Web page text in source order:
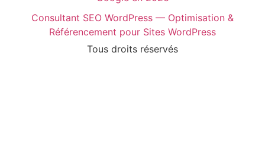
Consultant SEO WordPress — Optimisation &
Référencement pour Sites WordPress
Tous droits réservés